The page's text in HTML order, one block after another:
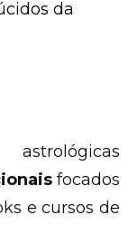
da
focados
e cursos de